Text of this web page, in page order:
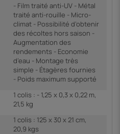
- Film traité anti-UV - Métal
traité anti-rouille - Micro-
climat - Possibilité d’obtenir
des récoltes hors saison -
Augmentation des
rendements - Economie
d’eau - Montage très
simple - Étagères fournies
- Poids maximum supporté
1 colis : - 1,25 x 0,3 x 0,22 m,
21,5 kg
1 colis : 125 x 30 x 21 cm,
20,9 kgs